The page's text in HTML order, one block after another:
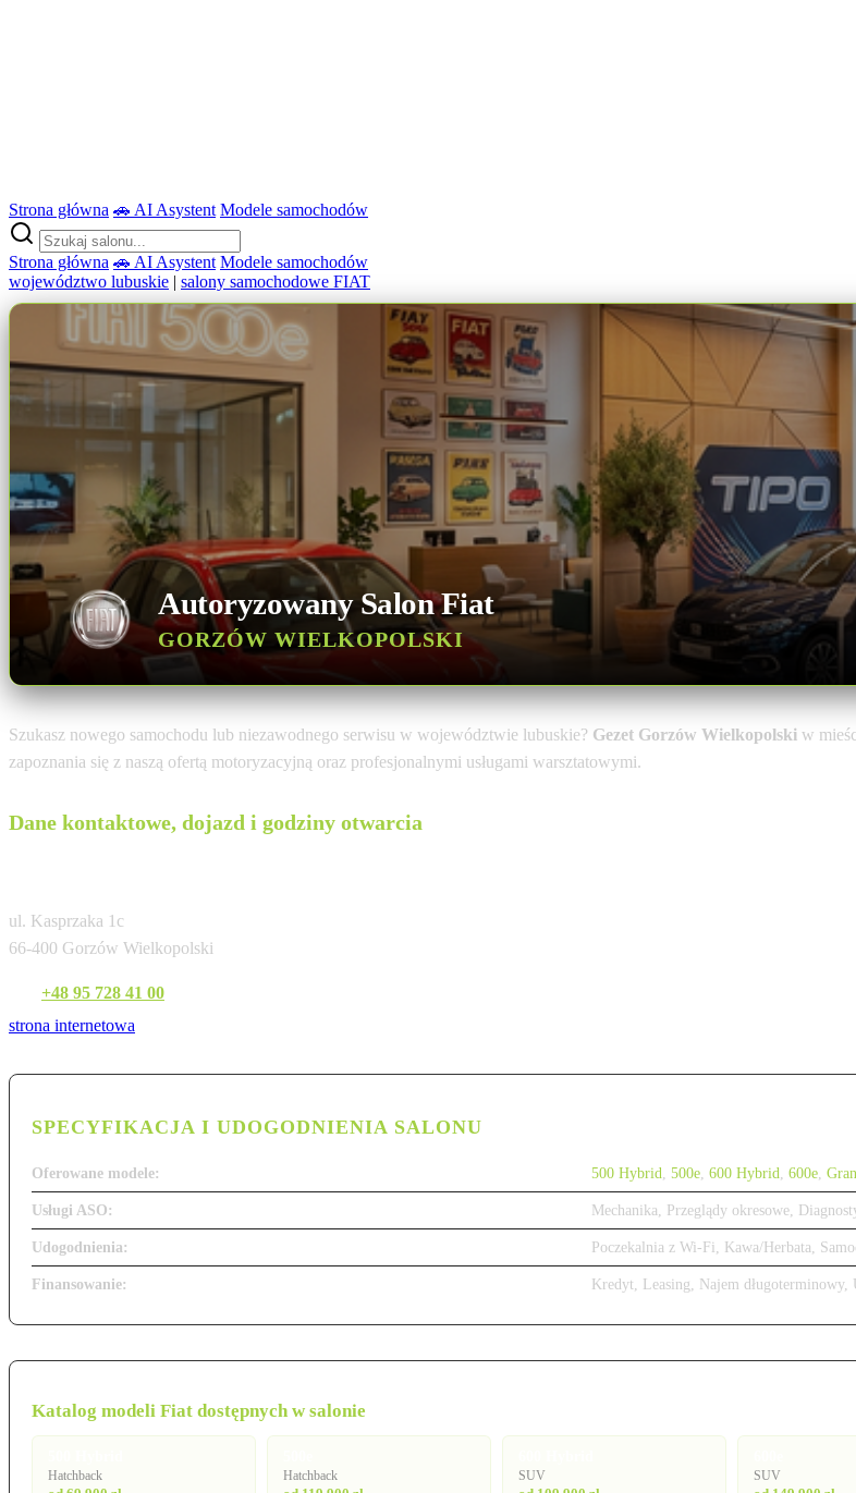
Strona główna 🚗 AI Asystent Modele samochodów
Strona główna 🚗 AI Asystent Modele samochodów
województwo lubuskie | salony samochodowe FIAT
Autoryzowany Salon Fiat
GORZÓW WIELKOPOLSKI
Szukasz nowego samochodu lub niezawodnego serwisu w województwie lubuskie? Gezet Gorzów Wielkopolski w
zapoznania się z naszą ofertą motoryzacyjną oraz profesjonalnymi usługami warsztatowymi.
Dane kontaktowe, dojazd i godziny otwarcia
ul. Kasprzaka 1c
66-400 Gorzów Wielkopolski
+48 95 728 41 00
strona internetowa
SPECYFIKACJA I UDOGODNIENIA SALONU
Oferowane modele: 500 Hybrid 500e 600 Hybrid 600e
Usługi ASO: Mechanika, Przeglądy okresowe,
Udogodnienia: Poczekalnia z Wi-Fi, Kawa/Herbata,
Finansowanie: Kredyt, Leasing, Najem długoterminowy,
Katalog modeli Fiat dostępnych w salonie
Hatchback Hatchback SUV SUV